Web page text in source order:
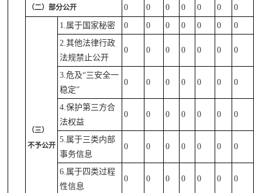
（二）部分公开 0 0 0 0 0 0 0
（三）
不予公开
1.属于国家秘密 0 0 0 0 0 0
0
2.其他法律行政
法规禁止公开
0 0 0 0 0 0 0
3.危及“三安全一
稳定”
0 0 0 0 0 0 0
4.保护第三方合
法权益
0 0 0 0 0 0 0
5.属于三类内部
事务信息
0 0 0 0 0 0 0
6.属于四类过程
性信息
0 0 0 0 0 0 0